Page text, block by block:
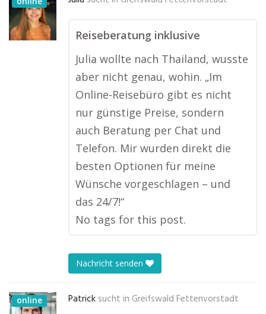
Reiseberatung inklusive
Julia wollte nach Thailand, wusste
aber nicht genau, wohin. „Im
Online-Reisebüro gibt es nicht
nur günstige Preise, sondern
auch Beratung per Chat und
Telefon. Mir wurden direkt die
besten Optionen für meine
Wünsche vorgeschlagen – und
das 24/7!“
No tags for this post.
Nachricht senden
online Patrick sucht in Greifswald Fettenvorstadt